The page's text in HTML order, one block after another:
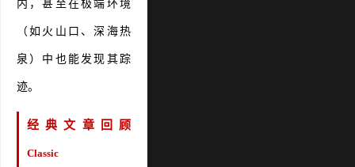
内，甚至在极端环境
（如火山口、深海热
泉）中也能发现其踪
迹。
经典文章回顾
Classic